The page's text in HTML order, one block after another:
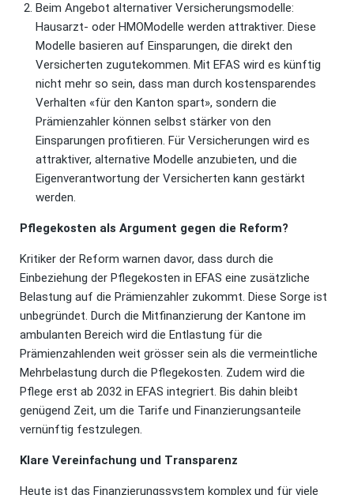
Beim Angebot alternativer Versicherungsmodelle:
Hausarzt- oder HMOModelle werden attraktiver. Diese
Modelle basieren auf Einsparungen, die direkt den
Versicherten zugutekommen. Mit EFAS wird es künftig
nicht mehr so sein, dass man durch kostensparendes
Verhalten «für den Kanton spart», sondern die
Prämienzahler können selbst stärker von den
Einsparungen profitieren. Für Versicherungen wird es
attraktiver, alternative Modelle anzubieten, und die
Eigenverantwortung der Versicherten kann gestärkt
werden.
Pflegekosten als Argument gegen die Reform?
Kritiker der Reform warnen davor, dass durch die
Einbeziehung der Pflegekosten in EFAS eine zusätzliche
Belastung auf die Prämienzahler zukommt. Diese Sorge ist
unbegründet. Durch die Mitfinanzierung der Kantone im
ambulanten Bereich wird die Entlastung für die
Prämienzahlenden weit grösser sein als die vermeintliche
Mehrbelastung durch die Pflegekosten. Zudem wird die
Pflege erst ab 2032 in EFAS integriert. Bis dahin bleibt
genügend Zeit, um die Tarife und Finanzierungsanteile
vernünftig festzulegen.
Klare Vereinfachung und Transparenz
Heute ist das Finanzierungssystem komplex und für viele